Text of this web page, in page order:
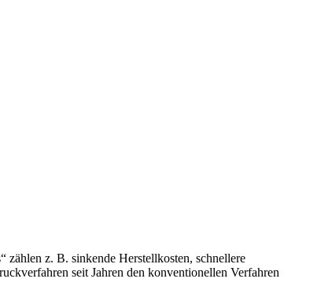
z. B. sinkende Herstellkosten, schnellere
seit Jahren den konventionellen Verfahren